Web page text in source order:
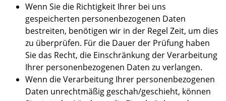
Wenn Sie die Richtigkeit Ihrer bei uns
gespeicherten personenbezogenen Daten
bestreiten, benötigen wir in der Regel Zeit, um dies
zu überprüfen. Für die Dauer der Prüfung haben
Sie das Recht, die Einschränkung der Verarbeitung
Ihrer personenbezogenen Daten zu verlangen.
Wenn die Verarbeitung Ihrer personenbezogenen
Daten unrechtmäßig geschah/geschieht, können